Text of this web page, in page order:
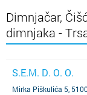
Dimnjačar,
dimnjaka -
S.E.M. D. O. O.
Mirka Piškulića 5,